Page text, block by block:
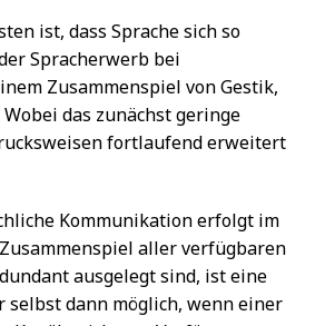
ist, dass Sprache sich so
Spracherwerb bei
Zusammenspiel von Gestik,
das zunächst geringe
fortlaufend erweitert
Kommunikation erfolgt im
aller verfügbaren
ausgelegt sind, ist eine
selbst dann möglich, wenn einer